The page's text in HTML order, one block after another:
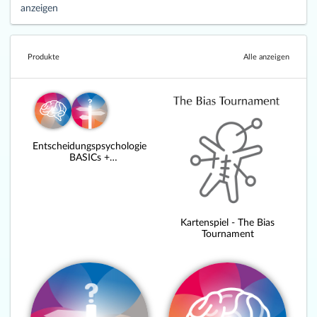
anzeigen
Produkte Alle anzeigen
Entscheidungspsychologie
BASICs +
Kartenspiel - The Bias
Tournament